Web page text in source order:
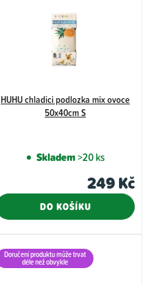
HUHU chladici podlozka mix ovoce
50x40cm S
Skladem>20 ks
249 Kč
DO KOŠÍKU
Doručení produktu může trvat
déle než obvykle